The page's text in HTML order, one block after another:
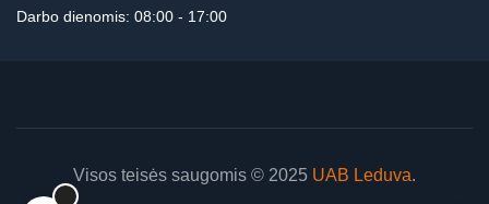
Darbo dienomis: 08:00 - 17:00
Visos teisės saugomis © 2025 UAB Leduva.